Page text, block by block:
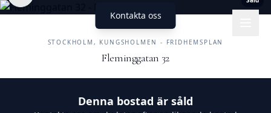
Kontakta oss
STOCKHOLM, KUNGSHOLMEN - FRIDHEMSPLAN
Fleminggatan 32
Denna bostad är såld